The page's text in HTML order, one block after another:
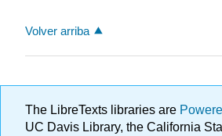
Volver arriba
The LibreTexts libraries are
UC Davis Library, the California